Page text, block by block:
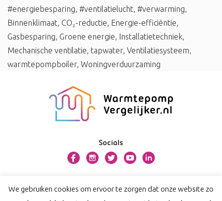
#energiebesparing, #ventilatielucht, #verwarming,
Binnenklimaat, CO₂-reductie, Energie-efficiëntie,
Gasbesparing, Groene energie, Installatietechniek,
Mechanische ventilatie, tapwater, Ventilatiesysteem,
warmtepompboiler, Woningverduurzaming
Socials
Contact
We gebruiken cookies om ervoor te zorgen dat onze website zo